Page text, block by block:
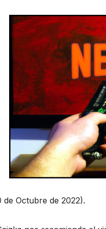
de Octubre de 2022).